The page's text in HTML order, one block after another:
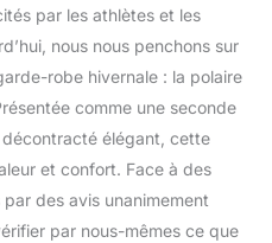
par les athlètes et les
nous nous penchons sur
robe hivernale : la polaire
comme une seconde
élégant, cette
et confort. Face à des
des avis unanimement
par nous-mêmes ce que